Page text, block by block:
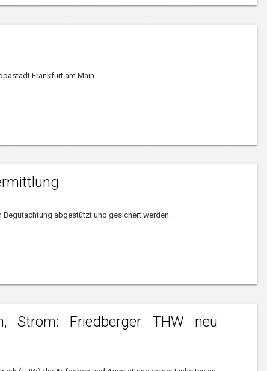
Frankfurt am Main.
abgestützt und gesichert werden.
Strom: Friedberger THW neu